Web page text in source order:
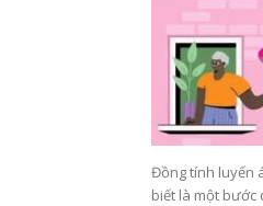
Đồng tính luyến
biết là một bước